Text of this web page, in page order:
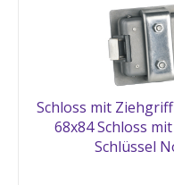
Schloss mit
68x84 Schloss
Schlüssel